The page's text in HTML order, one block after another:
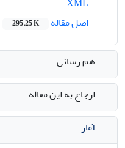
اصل مقاله
295.25 K
هم رسانی
ارجاع به این مقاله
آمار